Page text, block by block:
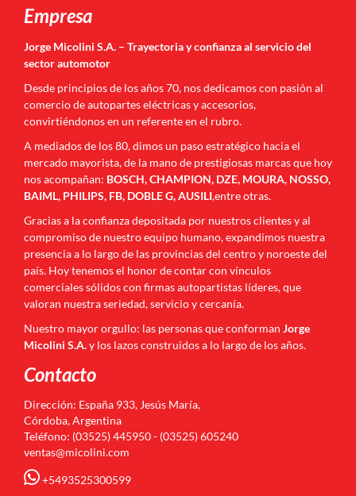
Empresa
Jorge Micolini S.A. – Trayectoria y confianza al servicio del
sector automotor
Desde principios de los años 70, nos dedicamos con pasión al
comercio de autopartes eléctricas y accesorios,
convirtiéndonos en un referente en el rubro.
A mediados de los 80, dimos un paso estratégico hacia el
mercado mayorista, de la mano de prestigiosas marcas que hoy
nos acompañan: BOSCH, CHAMPION, DZE, MOURA, NOSSO,
BAIML, PHILIPS, FB, DOBLE G, AUSILI,entre otras.
Gracias a la confianza depositada por nuestros clientes y al
compromiso de nuestro equipo humano, expandimos nuestra
presencia a lo largo de las provincias del centro y noroeste del
país. Hoy tenemos el honor de contar con vínculos
comerciales sólidos con firmas autopartistas líderes, que
valoran nuestra seriedad, servicio y cercanía.
Nuestro mayor orgullo: las personas que conforman Jorge
Micolini S.A.y los lazos construidos a lo largo de los años.
Contacto
Dirección: España 933, Jesús María,
Córdoba, Argentina
Teléfono: (03525) 445950 - (03525) 605240
ventas@micolini.com
+5493525300599